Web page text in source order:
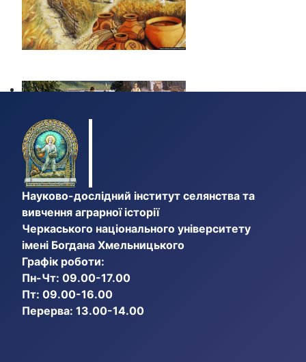
Науково-дослідний інститут селянства та
вивчення аграрної історії
Черкаського національного університету
імені Богдана Хмельницького
Графік роботи:
Пн-Чт: 09.00-17.00
Пт: 09.00-16.00
Перерва: 13.00-14.00